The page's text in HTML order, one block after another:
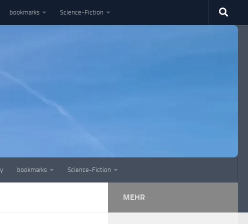
bookmarks Science-Fiction
bookmarks Science-Fiction
MEHR